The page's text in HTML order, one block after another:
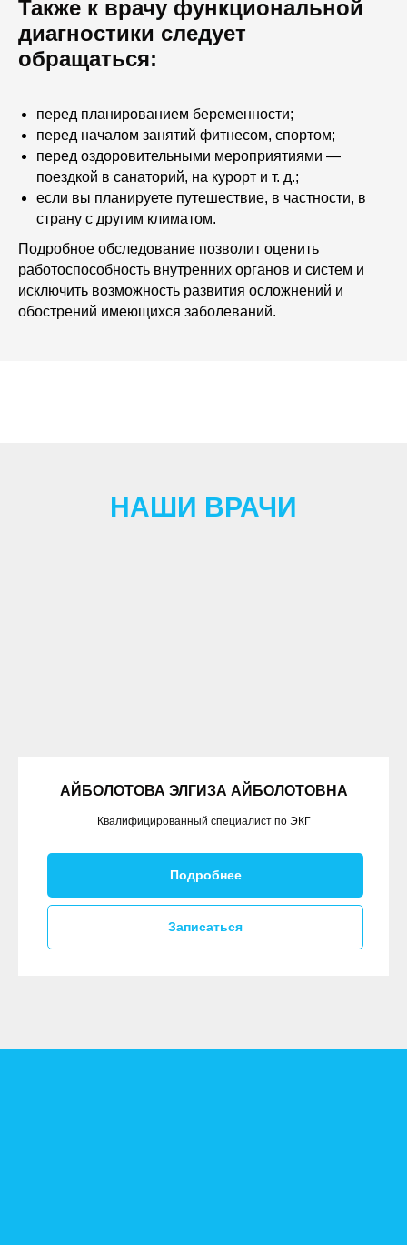
Также к врачу функциональной
диагностики следует
обращаться:
перед планированием беременности;
перед началом занятий фитнесом, спортом;
перед оздоровительными мероприятиями —
поездкой в санаторий, на курорт и т. д.;
если вы планируете путешествие, в частности, в
страну с другим климатом.
Подробное обследование позволит оценить
работоспособность внутренних органов и систем и
исключить возможность развития осложнений и
обострений имеющихся заболеваний.
НАШИ ВРАЧИ
АЙБОЛОТОВА ЭЛГИЗА АЙБОЛОТОВНА
Квалифицированный специалист по ЭКГ
Подробнее
Записаться